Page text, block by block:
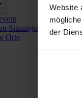
Website
der
Sitzungen
Orte